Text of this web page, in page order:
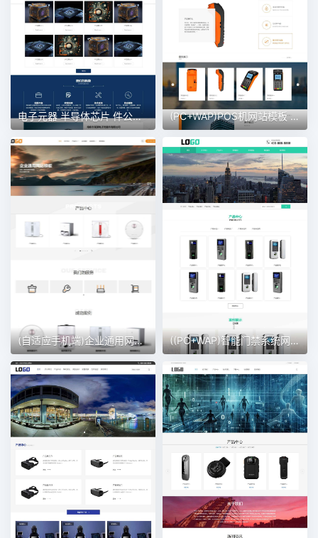
电子元器 半导体芯片 件公司网站模板 (PC+WAP)POS机网站模板 电子设备网站
(自适应手机端)企业通用网站模板 电子产品网站 ((PC+WAP)智能门禁系统网站模板 人脸闸机网站